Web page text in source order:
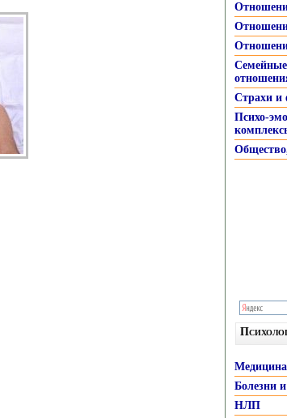
Страхи и
Психо-
Медицина
Болезни
НЛП